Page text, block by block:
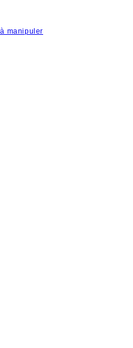
manipuler